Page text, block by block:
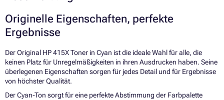
Originelle Eigenschaften, perfekte
Ergebnisse
Der Original HP 415X Toner in Cyan ist die ideale Wahl für alle, die
keinen Platz für Unregelmäßigkeiten in ihren Ausdrucken haben. Seine
überlegenen Eigenschaften sorgen für jedes Detail und für Ergebnisse
von höchster Qualität.
Der Cyan-Ton sorgt für eine perfekte Abstimmung der Farbpalette